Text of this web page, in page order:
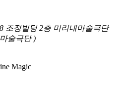
조정빌딩 2층 미리내마술극단
술극단 )
Magic